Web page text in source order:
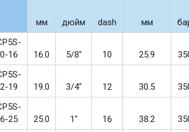
мм дюйм dash мм
16
16.0 5/8" 10 25.9
19
19.0 3/4" 12 30.5
25
25.0 1" 16 38.2